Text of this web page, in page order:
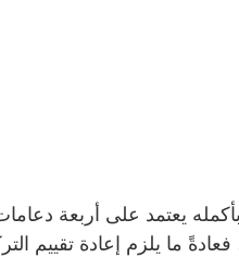
يعتمد على أربعة
ما يلزم إعادة تقييم